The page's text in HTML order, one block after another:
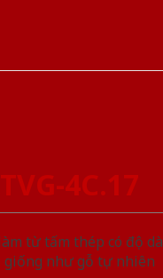
4C.17
từ tấm thép có độ
giống như gỗ tự nhiên